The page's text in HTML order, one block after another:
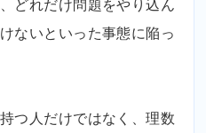
どれだけ問題をやり込ん
ないといった事態に陥っ
つ人だけではなく、理数